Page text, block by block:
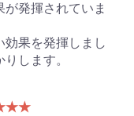
発揮されていま
果を発揮しまし
します。